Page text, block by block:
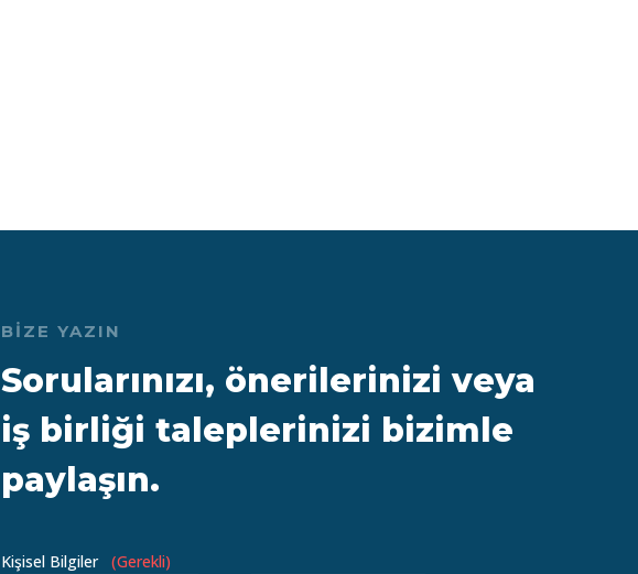
BİZE YAZIN
Sorularınızı, önerilerinizi veya
iş birliği taleplerinizi bizimle
paylaşın.
Kişisel Bilgiler
(Gerekli)